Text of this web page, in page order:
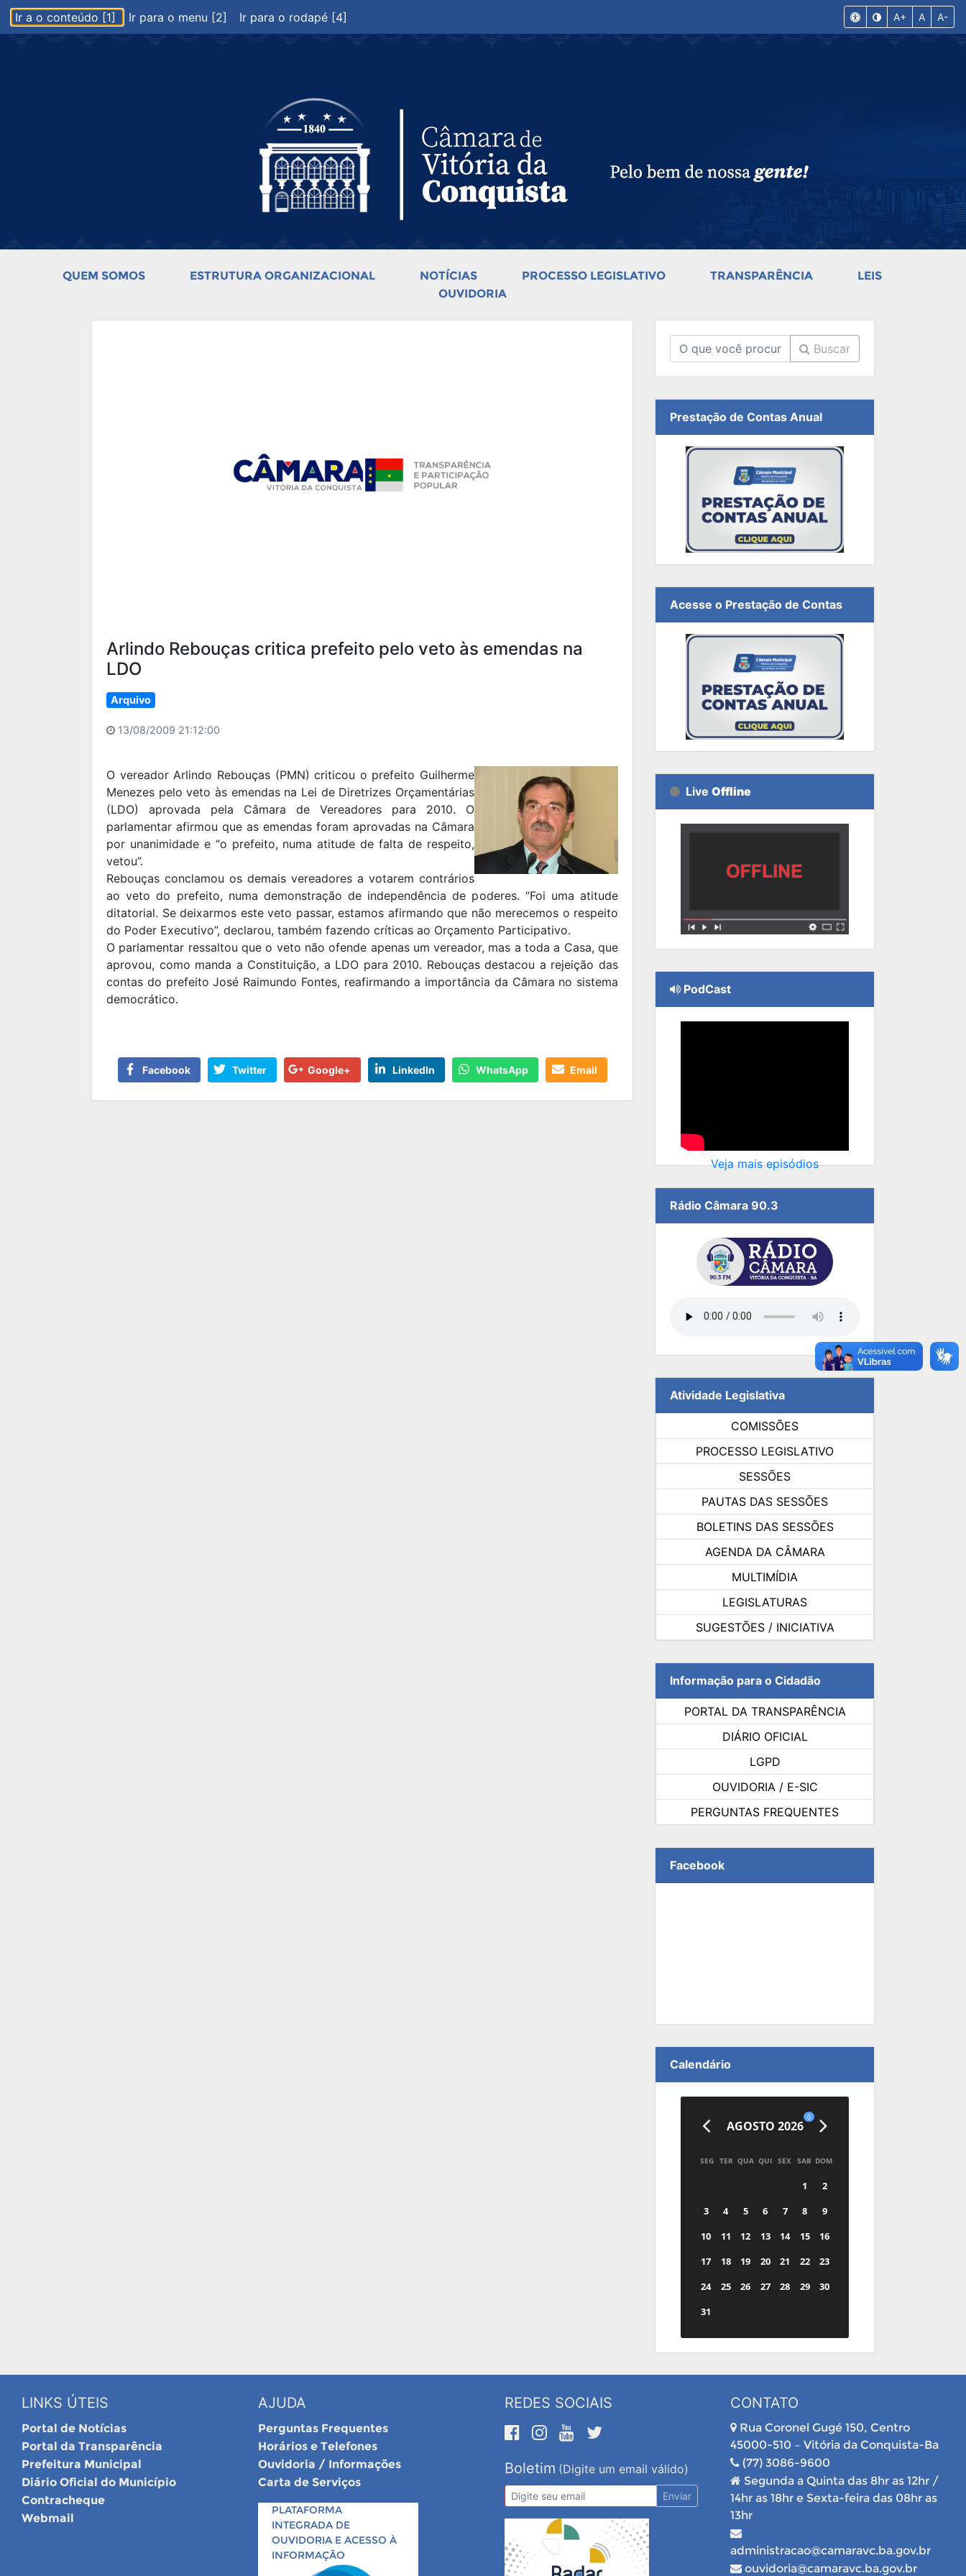
Ir a o conteúdo [1] Ir para o menu [2] Ir para o rodapé [4] A+ A A-
QUEM SOMOS ESTRUTURA ORGANIZACIONAL NOTÍCIAS PROCESSO LEGISLATIVO TRANSPARÊNCIA
LEIS
OUVIDORIA
Arlindo Rebouças critica prefeito pelo veto às emendas na
LDO
Arquivo
13/08/2009 21:12:00
O vereador Arlindo Rebouças (PMN) criticou o prefeito Guilherme
Menezes pelo veto às emendas na Lei de Diretrizes Orçamentárias
(LDO) aprovada pela Câmara de Vereadores para 2010. O
parlamentar afirmou que as emendas foram aprovadas na Câmara
por unanimidade e “o prefeito, numa atitude de falta de respeito,
vetou”.
Rebouças conclamou os demais vereadores a votarem contrários
ao veto do prefeito, numa demonstração de independência de poderes. “Foi uma atitude
ditatorial. Se deixarmos este veto passar, estamos afirmando que não merecemos o respeito
do Poder Executivo”, declarou, também fazendo críticas ao Orçamento Participativo.
O parlamentar ressaltou que o veto não ofende apenas um vereador, mas a toda a Casa, que
aprovou, como manda a Constituição, a LDO para 2010. Rebouças destacou a rejeição das
contas do prefeito José Raimundo Fontes, reafirmando a importância da Câmara no sistema
democrático.
Facebook Twitter Google+ LinkedIn WhatsApp Email
Buscar
Prestação de Contas Anual
Acesse o Prestação de Contas
Live Offline
PodCast
Veja mais episódios
Rádio Câmara 90.3
Atividade Legislativa
COMISSÕES
PROCESSO LEGISLATIVO
SESSÕES
PAUTAS DAS SESSÕES
BOLETINS DAS SESSÕES
AGENDA DA CÂMARA
MULTIMÍDIA
LEGISLATURAS
SUGESTÕES / INICIATIVA
Informação para o Cidadão
PORTAL DA TRANSPARÊNCIA
DIÁRIO OFICIAL
LGPD
OUVIDORIA / E-SIC
PERGUNTAS FREQUENTES
Facebook
Calendário
AGOSTO 2026
0
SEG TER QUA QUI SEX SAB DOM
1
2
3
4 5 6 7 8
9
10
11 12 13 14 15
16
17
18 19 20 21 22
23
24
25 26 27 28 29
30
31
LINKS ÚTEIS
Portal de Notícias
Portal da Transparência
Prefeitura Municipal
Diário Oficial do Município
Contracheque
Webmail
AJUDA
Perguntas Frequentes
Horários e Telefones
Ouvidoria / Informações
Carta de Serviços
PLATAFORMA
INTEGRADA DE
OUVIDORIA E ACESSO À
INFORMAÇÃO
REDES SOCIAIS
Boletim (Digite um email válido)
Enviar
CONTATO
Rua Coronel Gugé 150, Centro
45000-510 – Vitória da Conquista-Ba
(77) 3086-9600
Segunda a Quinta das 8hr as 12hr /
14hr as 18hr e Sexta-feira das 08hr as
13hr
administracao@camaravc.ba.gov.br
ouvidoria@camaravc.ba.gov.br